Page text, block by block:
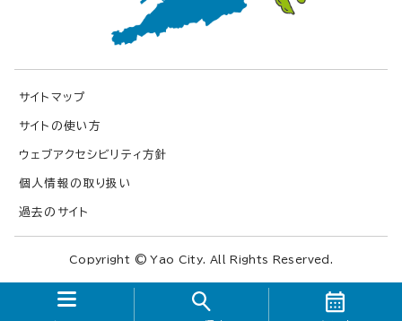
サイトマップ
サイトの使い方
ウェブアクセシビリティ方針
個人情報の取り扱い
過去のサイト
Copyright © Yao City. All Rights Reserved.